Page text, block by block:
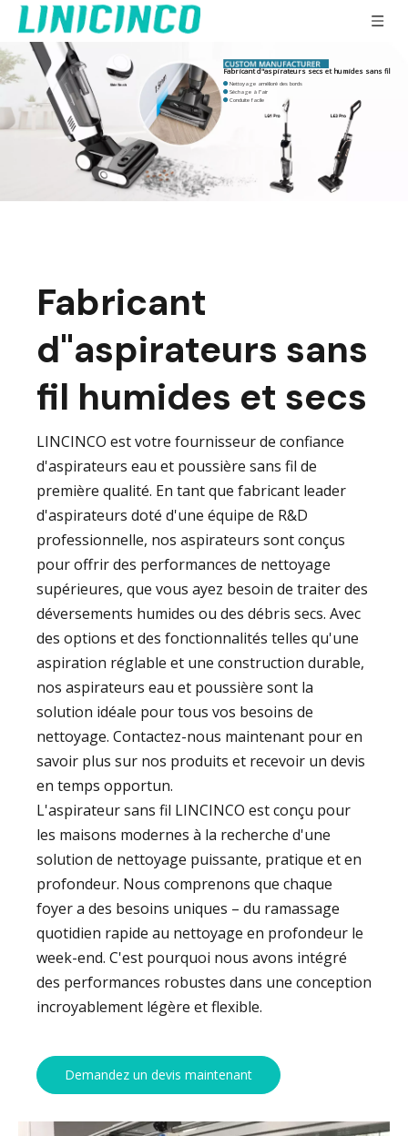
Fabricant d"aspirateurs secs et humides sans fil
 Nettoyage amélioré des bords
 Séchage à l"air
 Conduite facile
Fabricant
d"aspirateurs sans
fil humides et secs
LINCINCO est votre fournisseur de confiance
d'aspirateurs eau et poussière sans fil de
première qualité. En tant que fabricant leader
d'aspirateurs doté d'une équipe de R&D
professionnelle, nos aspirateurs sont conçus
pour offrir des performances de nettoyage
supérieures, que vous ayez besoin de traiter des
déversements humides ou des débris secs. Avec
des options et des fonctionnalités telles qu'une
aspiration réglable et une construction durable,
nos aspirateurs eau et poussière sont la
solution idéale pour tous vos besoins de
nettoyage. Contactez-nous maintenant pour en
savoir plus sur nos produits et recevoir un devis
en temps opportun.
L'aspirateur sans fil LINCINCO est conçu pour
les maisons modernes à la recherche d'une
solution de nettoyage puissante, pratique et en
profondeur. Nous comprenons que chaque
foyer a des besoins uniques – du ramassage
quotidien rapide au nettoyage en profondeur le
week-end. C'est pourquoi nous avons intégré
des performances robustes dans une conception
incroyablement légère et flexible.
Demandez un devis maintenant